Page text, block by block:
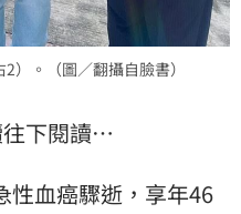
）。（圖／翻攝自臉書）
往下閱讀…
性血癌驟逝，享年46